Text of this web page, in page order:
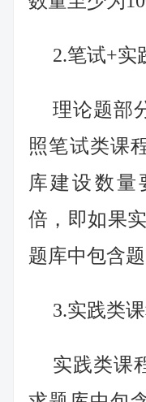
2.笔试+实
理论题部
照笔试类课
库建设数量
倍，即如果
题库中包含题
3.实践类课
实践类课